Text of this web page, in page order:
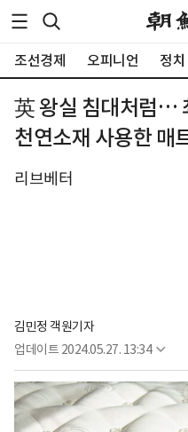
조선경제 오피니언 정치
英 왕실 침대처럼…
천연소재 사용한 매
리브베터
김민정 객원기자
업데이트 2024.05.27. 13:34